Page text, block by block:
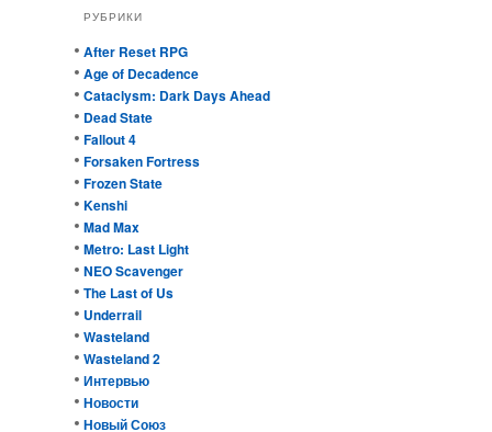
РУБРИКИ
After Reset RPG
Age of Decadence
Cataclysm: Dark Days Ahead
Dead State
Fallout 4
Forsaken Fortress
Frozen State
Kenshi
Mad Max
Metro: Last Light
NEO Scavenger
The Last of Us
Underrail
Wasteland
Wasteland 2
Интервью
Новости
Новый Союз